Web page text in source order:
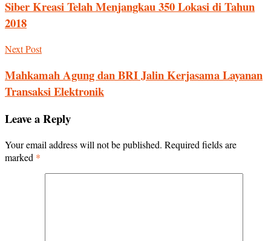
Siber Kreasi Telah Menjangkau 350 Lokasi di Tahun
2018
Next Post
Mahkamah Agung dan BRI Jalin Kerjasama Layanan
Transaksi Elektronik
Leave a Reply
Your email address will not be published. Required fields are
marked *